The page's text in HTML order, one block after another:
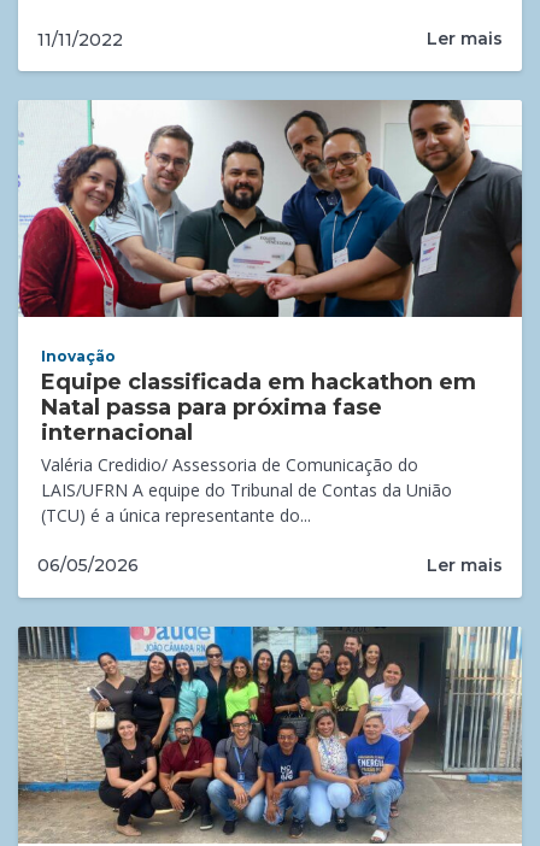
11/11/2022 Ler mais
Inovação
Equipe classificada em hackathon em
Natal passa para próxima fase
internacional
Valéria Credidio/ Assessoria de Comunicação do
LAIS/UFRN A equipe do Tribunal de Contas da União
(TCU) é a única representante do...
06/05/2026 Ler mais